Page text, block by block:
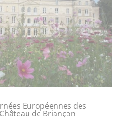
Européennes des
de Briançon